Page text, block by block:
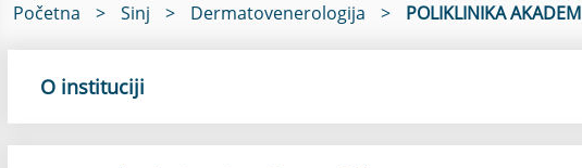
Početna > Sinj > Dermatovenerologija > POLIKLINIKA AKADEM
O instituciji